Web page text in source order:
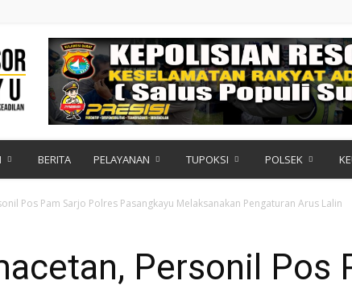
BERITA PELAYANAN TUPOKSI POLSEK
Pos Pam Sarjo Polres Pasangkayu Melaksanakan Pengaturan Arus Lalin
Personil Pos